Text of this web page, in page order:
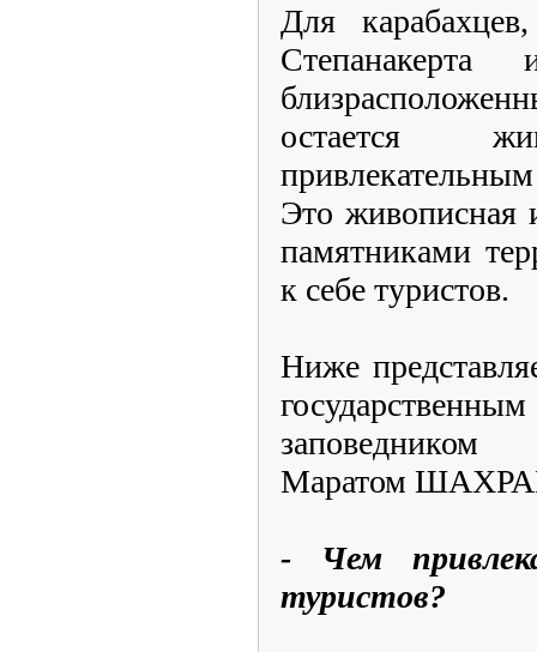
Для
остается
Это живописная
памятниками
к себе туристов.
Ниже
Маратом
- Чем
туристов?